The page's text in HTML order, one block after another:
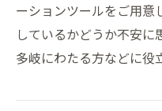
ーションツールをご用意
しているかどうか不安に
多岐にわたる方などに役